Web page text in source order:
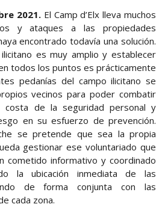
2021. El Camp d’Elx lleva muchos
y ataques a las propiedades
encontrado todavía una solución.
es muy amplio y establecer
todos los puntos es prácticamente
pedanías del campo ilicitano se
vecinos para poder combatir
de la seguridad personal y
en su esfuerzo de prevención.
se pretende que sea la propia
gestionar ese voluntariado que
cometido informativo y coordinado
la ubicación inmediata de las
de forma conjunta con las
cada zona.